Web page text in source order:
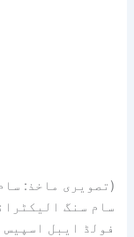
(تصویری ماخذ:
سام سنگ
فولڈ ایبل